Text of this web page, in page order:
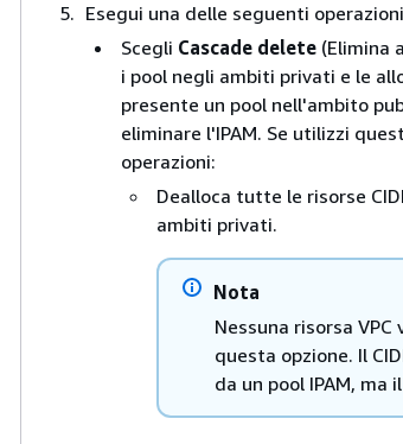
Esegui una delle seguenti
Scegli Cascade delete (Elimina
i pool negli ambiti privati e le
presente un pool nell'ambito
eliminare l'IPAM. Se utilizzi
operazioni:
Dealloca tutte le risorse
ambiti privati.
Nota
Nessuna risorsa
questa opzione. Il
da un pool IPAM, ma